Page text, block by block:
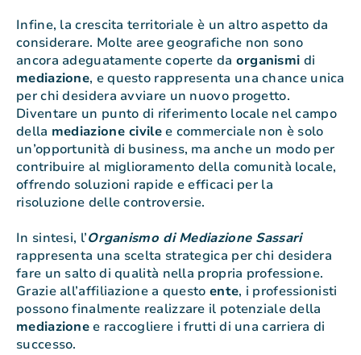
Infine, la crescita territoriale è un altro aspetto da
considerare. Molte aree geografiche non sono
ancora adeguatamente coperte da organismi di
mediazione, e questo rappresenta una chance unica
per chi desidera avviare un nuovo progetto.
Diventare un punto di riferimento locale nel campo
della mediazione civilee commerciale non è solo
un’opportunità di business, ma anche un modo per
contribuire al miglioramento della comunità locale,
offrendo soluzioni rapide e efficaci per la
risoluzione delle controversie.
In sintesi, l’Organismo di Mediazione Sassari
rappresenta una scelta strategica per chi desidera
fare un salto di qualità nella propria professione.
Grazie all’affiliazione a questo ente, i professionisti
possono finalmente realizzare il potenziale della
mediazionee raccogliere i frutti di una carriera di
successo.